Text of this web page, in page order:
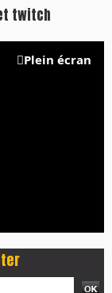
twitch
Plein écran